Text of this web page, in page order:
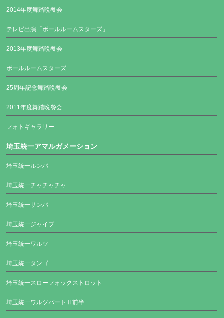
2014年度舞踏晩餐会
テレビ出演「ボールルームスターズ」
2013年度舞踏晩餐会
ボールルームスターズ
25周年記念舞踏晩餐会
2011年度舞踏晩餐会
フォトギャラリー
埼玉統一アマルガメーション
埼玉統一ルンバ
埼玉統一チャチャチャ
埼玉統一サンバ
埼玉統一ジャイブ
埼玉統一ワルツ
埼玉統一タンゴ
埼玉統一スローフォックストロット
埼玉統一ワルツパートⅡ前半